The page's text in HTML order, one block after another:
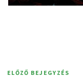
ELŐZŐ BEJEGYZÉS